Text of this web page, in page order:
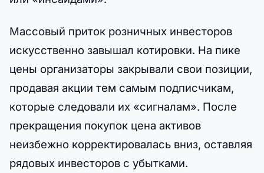
Массовый приток розничных инвесторов
искусственно завышал котировки. На пике
цены организаторы закрывали свои позиции,
продавая акции тем самым подписчикам,
которые следовали их «сигналам». После
прекращения покупок цена активов
неизбежно корректировалась вниз, оставляя
рядовых инвесторов с убытками.